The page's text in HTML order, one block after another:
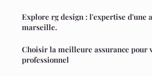
Explore rg design : l'expertise d'une
marseille.
Choisir la meilleure assurance pour
professionnel